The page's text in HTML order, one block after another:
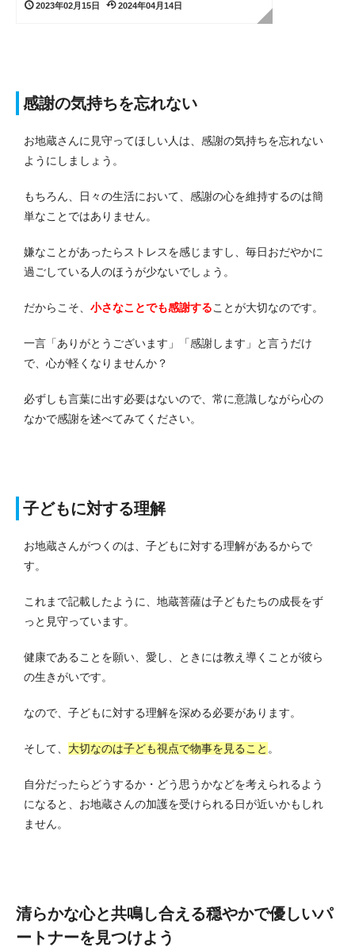
2023年02月15日 2024年04月14日
感謝の気持ちを忘れない
お地蔵さんに見守ってほしい人は、感謝の気持ちを忘れない
ようにしましょう。
もちろん、日々の生活において、感謝の心を維持するのは簡
単なことではありません。
嫌なことがあったらストレスを感じますし、毎日おだやかに
過ごしている人のほうが少ないでしょう。
だからこそ、 小さなことでも感謝することが大切なのです。
一言「ありがとうございます」「感謝します」と言うだけ
で、心が軽くなりませんか？
必ずしも言葉に出す必要はないので、常に意識しながら心の
なかで感謝を述べてみてください。
子どもに対する理解
お地蔵さんがつくのは、子どもに対する理解があるからで
す。
これまで記載したように、地蔵菩薩は子どもたちの成長をず
っと見守っています。
健康であることを願い、愛し、ときには教え導くことが彼ら
の生きがいです。
なので、子どもに対する理解を深める必要があります。
そして、 大切なのは子ども視点で物事を見ること 。
自分だったらどうするか・どう思うかなどを考えられるよう
になると、お地蔵さんの加護を受けられる日が近いかもしれ
ません。
清らかな心と共鳴し合える穏やかで優しいパ
ートナーを見つけよう